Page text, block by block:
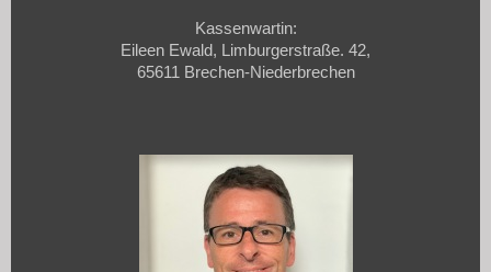
Kassenwartin:
Eileen Ewald, Limburgerstraße. 42,
65611 Brechen-Niederbrechen